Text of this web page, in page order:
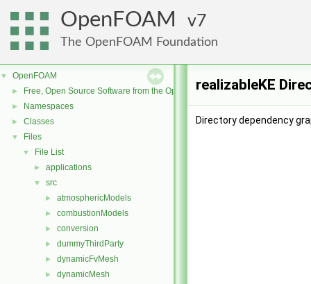
OpenFOAM 7
The OpenFOAM Foundation
▼ OpenFOAM
► Free, Open Source Software from the OpenFOAM Foundation
► Namespaces
► Classes
▼ Files
▼ File List
► applications
▼ src
► atmosphericModels
► combustionModels
► conversion
► dummyThirdParty
► dynamicFvMesh
► dynamicMesh
realizableKE
Directory dependency